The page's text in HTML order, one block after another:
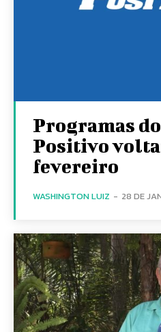
Programas
Positivo
fevereiro
WASHINGTON LUIZ - 28 DE